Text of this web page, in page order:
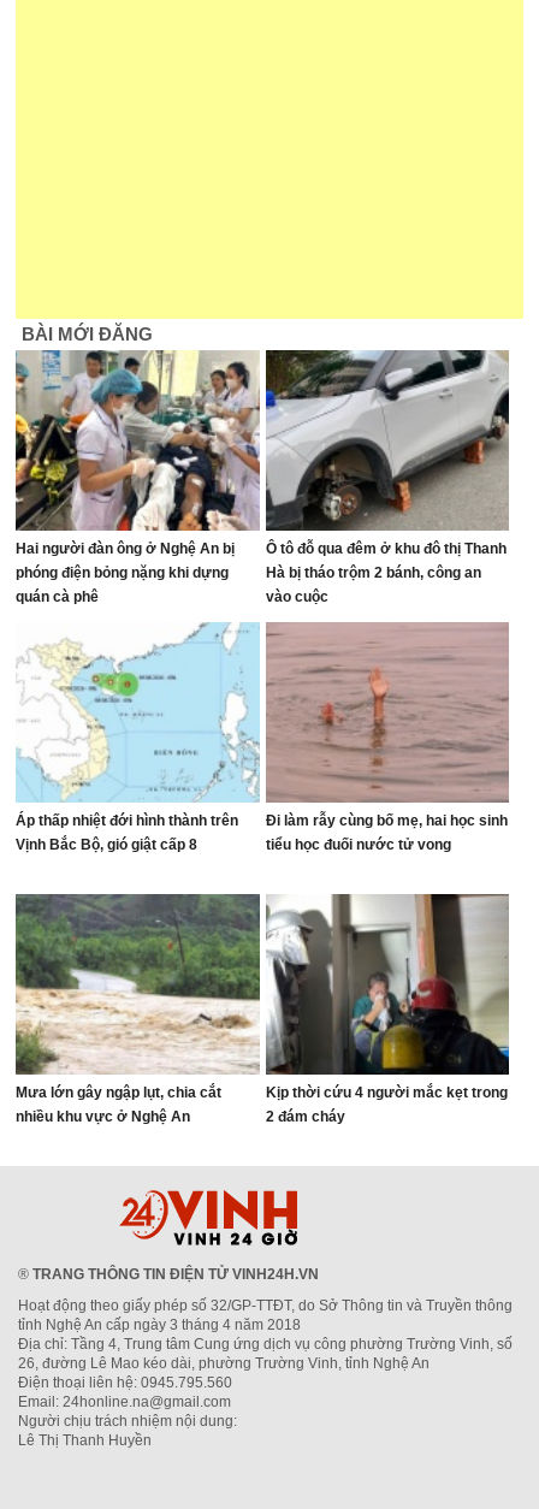
BÀI MỚI ĐĂNG
Hai người đàn ông ở Nghệ An bị
phóng điện bỏng nặng khi dựng
quán cà phê
Ô tô đỗ qua đêm ở khu đô thị Thanh
Hà bị tháo trộm 2 bánh, công an
vào cuộc
Áp thấp nhiệt đới hình thành trên
Vịnh Bắc Bộ, gió giật cấp 8
Đi làm rẫy cùng bố mẹ, hai học sinh
tiểu học đuối nước tử vong
Mưa lớn gây ngập lụt, chia cắt
nhiều khu vực ở Nghệ An
Kịp thời cứu 4 người mắc kẹt trong
2 đám cháy
® TRANG THÔNG TIN ĐIỆN TỬ VINH24H.VN
Hoạt động theo giấy phép số 32/GP-TTĐT, do Sở Thông tin và Truyền thông
tỉnh Nghệ An cấp ngày 3 tháng 4 năm 2018
Địa chỉ: Tầng 4, Trung tâm Cung ứng dịch vụ công phường Trường Vinh, số
26, đường Lê Mao kéo dài, phường Trường Vinh, tỉnh Nghệ An
Điện thoại liên hệ: 0945.795.560
Email: 24honline.na@gmail.com
Người chịu trách nhiệm nội dung:
Lê Thị Thanh Huyền